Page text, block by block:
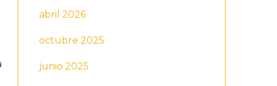
abril 2026
octubre 2025
junio 2025